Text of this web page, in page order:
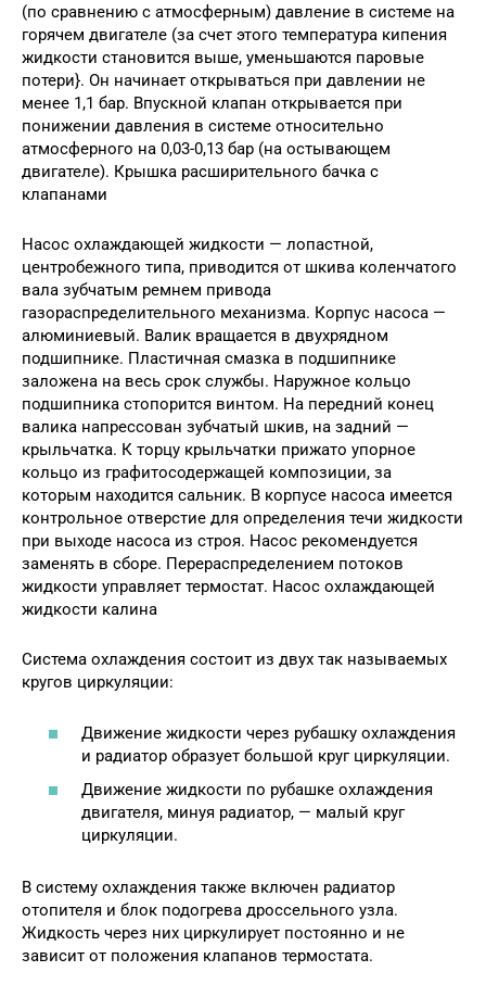
(по сравнению с атмосферным) давление в системе на
горячем двигателе (за счет этого температура кипения
жидкости становится выше, уменьшаются паровые
потери}. Он начинает открываться при давлении не
менее 1,1 бар. Впускной клапан открывается при
понижении давления в системе относительно
атмосферного на 0,03-0,13 бар (на остывающем
двигателе). Крышка расширительного бачка с
клапанами
Насос охлаждающей жидкости — лопастной,
центробежного типа, приводится от шкива коленчатого
вала зубчатым ремнем привода
газораспределительного механизма. Корпус насоса —
алюминиевый. Валик вращается в двухрядном
подшипнике. Пластичная смазка в подшипнике
заложена на весь срок службы. Наружное кольцо
подшипника стопорится винтом. На передний конец
валика напрессован зубчатый шкив, на задний —
крыльчатка. К торцу крыльчатки прижато упорное
кольцо из графитосодержащей композиции, за
которым находится сальник. В корпусе насоса имеется
контрольное отверстие для определения течи жидкости
при выходе насоса из строя. Насос рекомендуется
заменять в сборе. Перераспределением потоков
жидкости управляет термостат. Насос охлаждающей
жидкости калина
Система охлаждения состоит из двух так называемых
кругов циркуляции:
Движение жидкости через рубашку охлаждения
и радиатор образует большой круг циркуляции.
Движение жидкости по рубашке охлаждения
двигателя, минуя радиатор, — малый круг
циркуляции.
В систему охлаждения также включен радиатор
отопителя и блок подогрева дроссельного узла.
Жидкость через них циркулирует постоянно и не
зависит от положения клапанов термостата.